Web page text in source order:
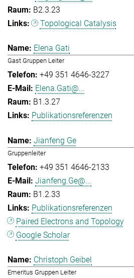
B2.3.23
Topological Catalysis
Elena Gati
Gast Gruppen Leiter
+49 351 4646-3227
Elena.Gati@...
B1.3.27
Publikationsreferenzen
Jianfeng Ge
Gruppenleiter
+49 351 4646-2133
Jianfeng.Ge@...
B1.2.33
Publikationsreferenzen
Paired Electrons and Topology
Google Scholar
Christoph Geibel
Emeritus Gruppen Leiter